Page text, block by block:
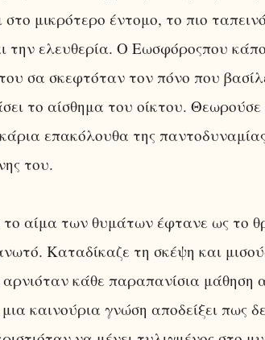
μικρότερο έντομο, το πιο
την ελευθερία. Ο Εωσφόροςπου
σα σκεφτόταν τον πόνο που
το αίσθημα του οίκτου.
επακόλουθα της
του.
αίμα των θυμάτων έφτανε ως το
Καταδίκαζε τη σκέψη και
αρνιόταν κάθε παραπανίσια μάθηση
καινούρια γνώση αποδείξει πως